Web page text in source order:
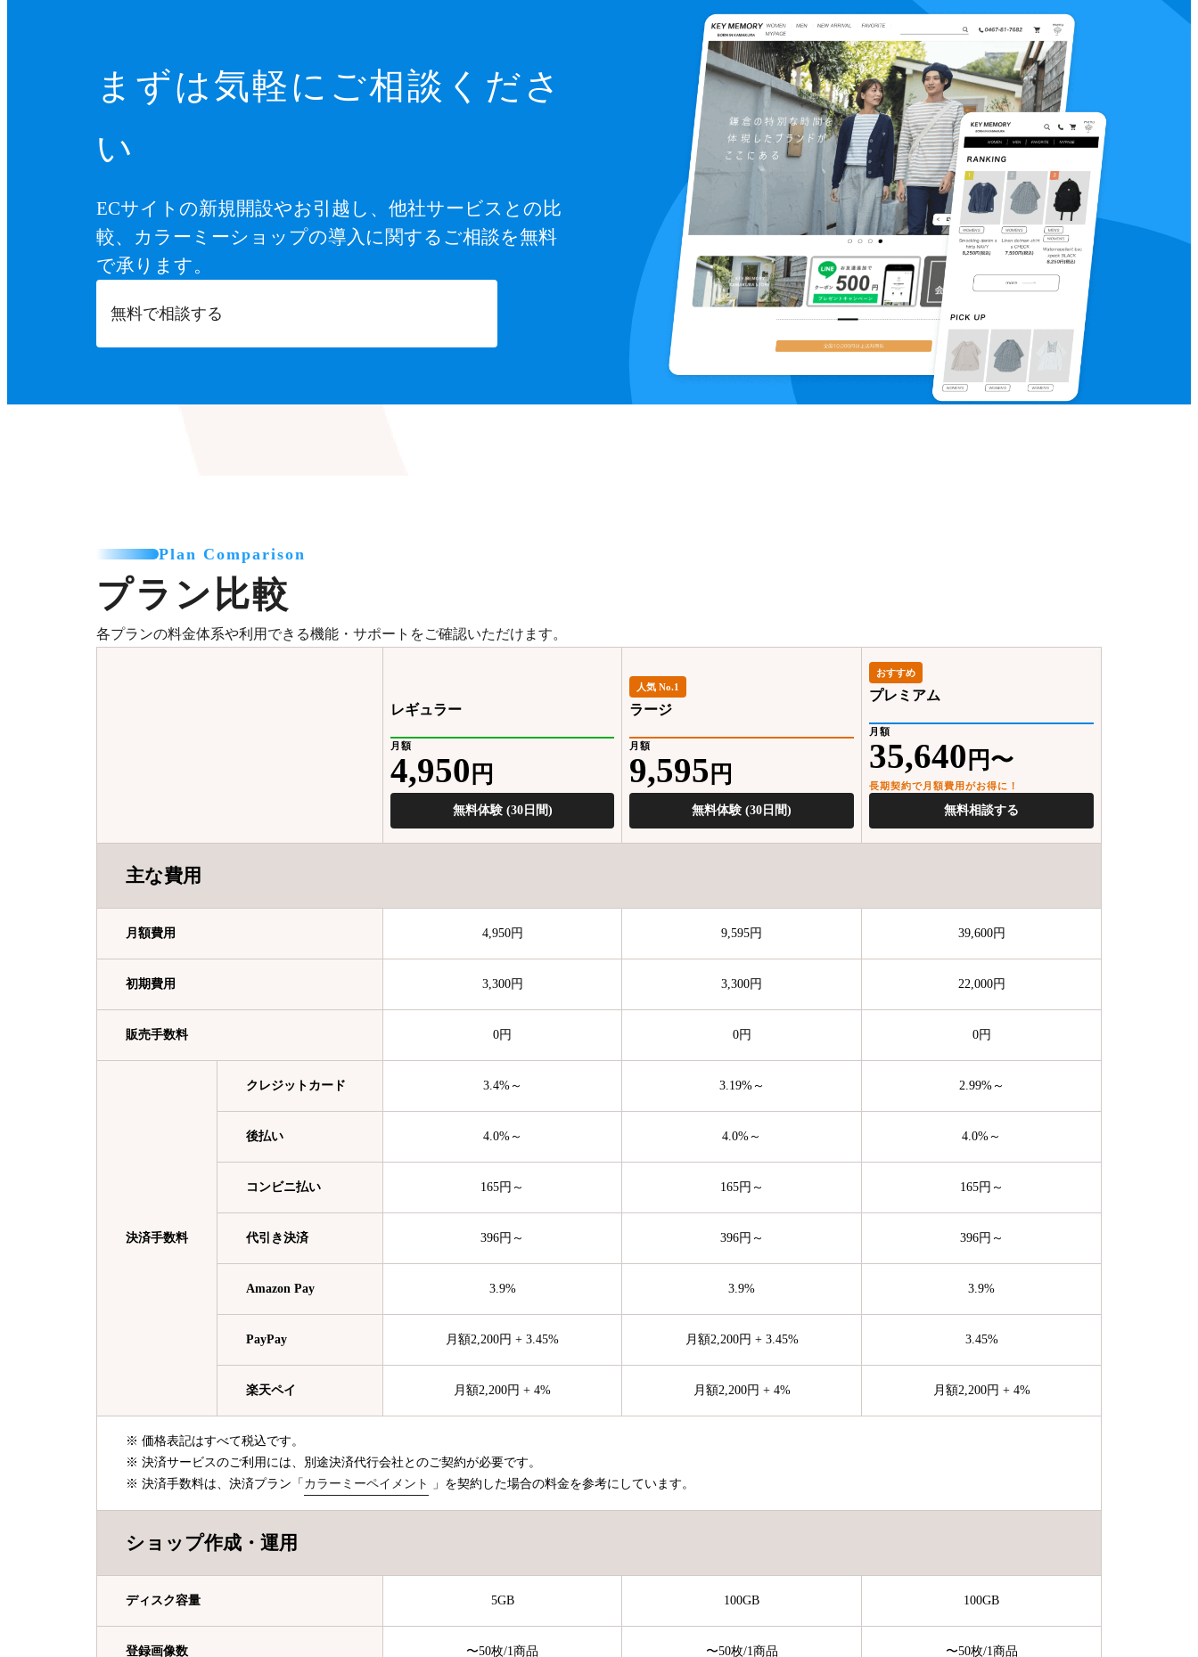
まずは気軽にご相談くださ
い
ECサイトの新規開設やお引越し、他社サービスとの比
較、カラーミーショップの導入に関するご相談を無料
で承ります。
無料で相談する
Plan Comparison
プラン比較
各プランの料金体系や利用できる機能・サポートをご確認いただけます。
レギュラー
月額
4,950 円
無料体験 (30日間)
人気 No.1
ラージ
月額
9,595 円
無料体験 (30日間)
おすすめ
プレミアム
月額
35,640 円〜
長期契約で月額費用がお得に！
無料相談する
主な費用
月額費用 4,950円 9,595円 39,600円
初期費用 3,300円 3,300円 22,000円
販売手数料 0円 0円 0円
決済手数料
クレジットカード 3.4%～ 3.19%～ 2.99%～
後払い 4.0%～ 4.0%～ 4.0%～
コンビニ払い 165円～ 165円～ 165円～
代引き決済 396円～ 396円～ 396円～
Amazon Pay 3.9% 3.9% 3.9%
PayPay 月額2,200円 + 3.45% 月額2,200円 + 3.45% 3.45%
楽天ペイ 月額2,200円 + 4% 月額2,200円 + 4% 月額2,200円 + 4%
※ 価格表記はすべて税込です。
※ 決済サービスのご利用には、別途決済代行会社とのご契約が必要です。
※ 決済手数料は、決済プラン「 カラーミーペイメント 」を契約した場合の料金を参考にしています。
ショップ作成・運用
ディスク容量 5GB 100GB 100GB
登録画像数 〜50枚/1商品 〜50枚/1商品 〜50枚/1商品